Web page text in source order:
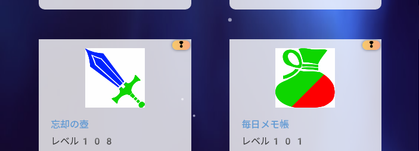
❢
忘却の壺
レベル108
❢
毎日メモ帳
レベル101